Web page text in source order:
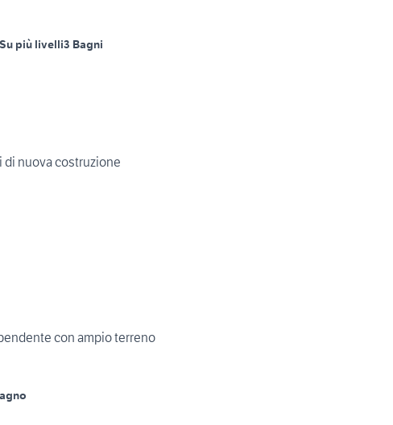
Su più livelli3 Bagni
nuova costruzione
con ampio terreno